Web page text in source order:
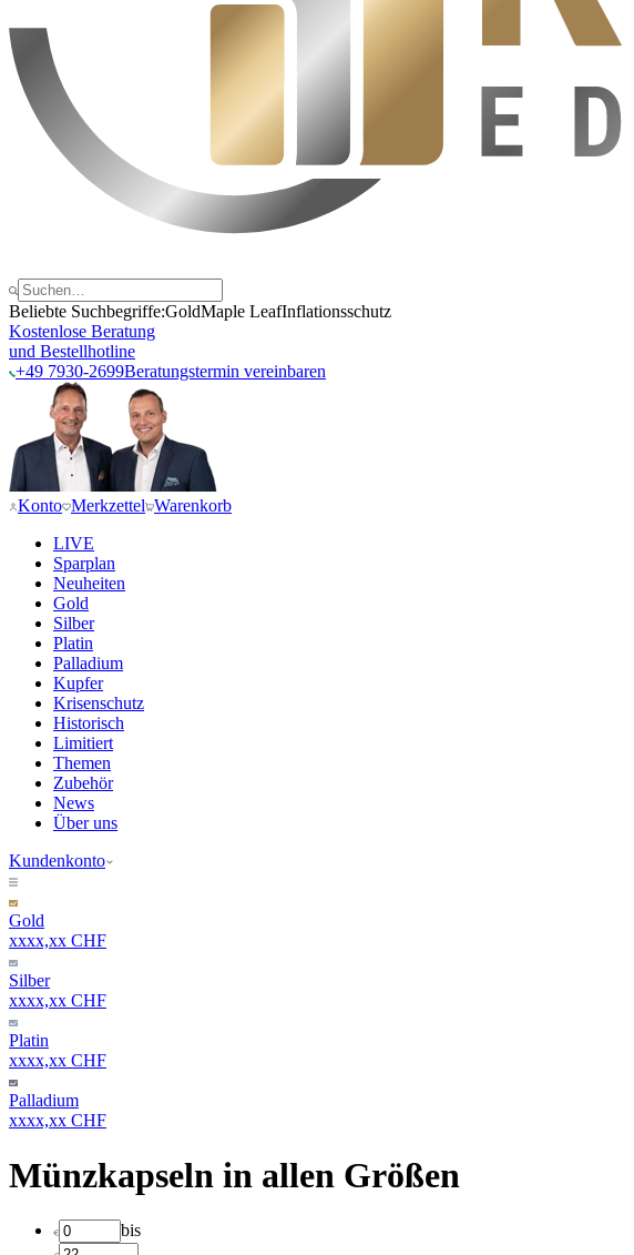
Beliebte Suchbegriffe:GoldMaple LeafInflationsschutz
Kostenlose Beratung
und Bestellhotline
+49 7930-2699Beratungstermin vereinbaren
Konto Merkzettel Warenkorb
LIVE
Sparplan
Neuheiten
Gold
Silber
Platin
Palladium
Kupfer
Krisenschutz
Historisch
Limitiert
Themen
Zubehör
News
Über uns
Kundenkonto
Gold
xxxx,xx CHF
Silber
xxxx,xx CHF
Platin
xxxx,xx CHF
Palladium
xxxx,xx CHF
Münzkapseln in allen Größen
bis